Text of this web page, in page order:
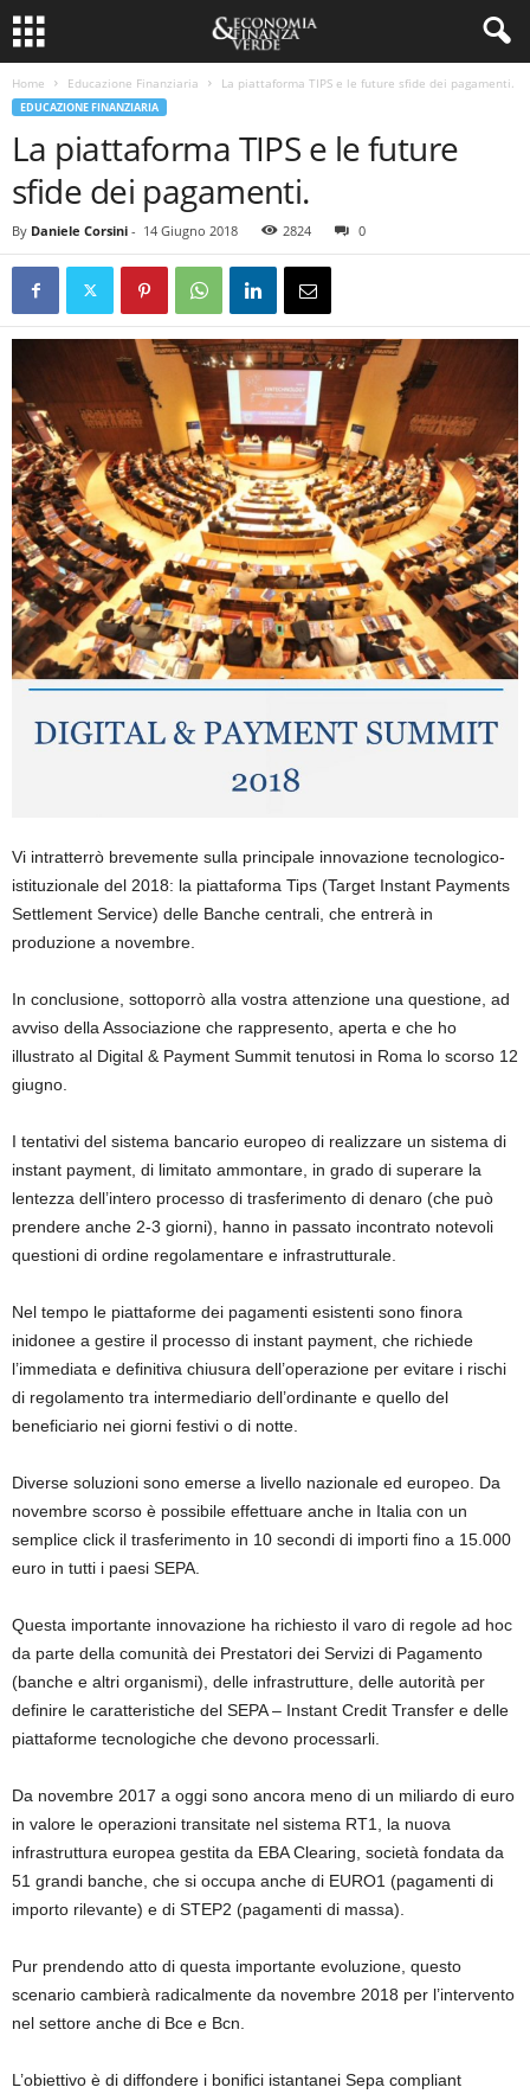
Home Educazione Finanziaria La piattaforma TIPS e le future sfide dei pagamenti.
EDUCAZIONE FINANZIARIA
La piattaforma TIPS e le future
sfide dei pagamenti.
By Daniele Corsini - 14 Giugno 2018 2824 0
Vi intratterrò brevemente sulla principale innovazione tecnologico-
istituzionale del 2018: la piattaforma Tips (Target Instant Payments
Settlement Service) delle Banche centrali, che entrerà in
produzione a novembre.
In conclusione, sottoporrò alla vostra attenzione una questione, ad
avviso della Associazione che rappresento, aperta e che ho
illustrato al Digital & Payment Summit tenutosi in Roma lo scorso 12
giugno.
I tentativi del sistema bancario europeo di realizzare un sistema di
instant payment, di limitato ammontare, in grado di superare la
lentezza dell’intero processo di trasferimento di denaro (che può
prendere anche 2-3 giorni), hanno in passato incontrato notevoli
questioni di ordine regolamentare e infrastrutturale.
Nel tempo le piattaforme dei pagamenti esistenti sono finora
inidonee a gestire il processo di instant payment, che richiede
l’immediata e definitiva chiusura dell’operazione per evitare i rischi
di regolamento tra intermediario dell’ordinante e quello del
beneficiario nei giorni festivi o di notte.
Diverse soluzioni sono emerse a livello nazionale ed europeo. Da
novembre scorso è possibile effettuare anche in Italia con un
semplice click il trasferimento in 10 secondi di importi fino a 15.000
euro in tutti i paesi SEPA.
Questa importante innovazione ha richiesto il varo di regole ad hoc
da parte della comunità dei Prestatori dei Servizi di Pagamento
(banche e altri organismi), delle infrastrutture, delle autorità per
definire le caratteristiche del SEPA – Instant Credit Transfer e delle
piattaforme tecnologiche che devono processarli.
Da novembre 2017 a oggi sono ancora meno di un miliardo di euro
in valore le operazioni transitate nel sistema RT1, la nuova
infrastruttura europea gestita da EBA Clearing, società fondata da
51 grandi banche, che si occupa anche di EURO1 (pagamenti di
importo rilevante) e di STEP2 (pagamenti di massa).
Pur prendendo atto di questa importante evoluzione, questo
scenario cambierà radicalmente da novembre 2018 per l’intervento
nel settore anche di Bce e Bcn.
L’obiettivo è di diffondere i bonifici istantanei Sepa compliant